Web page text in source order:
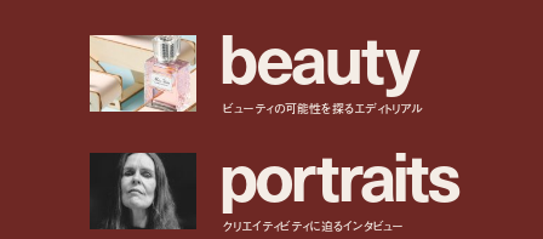
beauty
ビューティの可能性を探るエディトリアル
portraits
クリエイティビティに迫るインタビュー